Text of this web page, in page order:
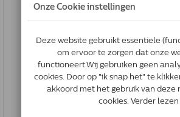
Trovet Intestinal Dpd Hond
8716811001397
Op voorraad
€27.16
Bestel